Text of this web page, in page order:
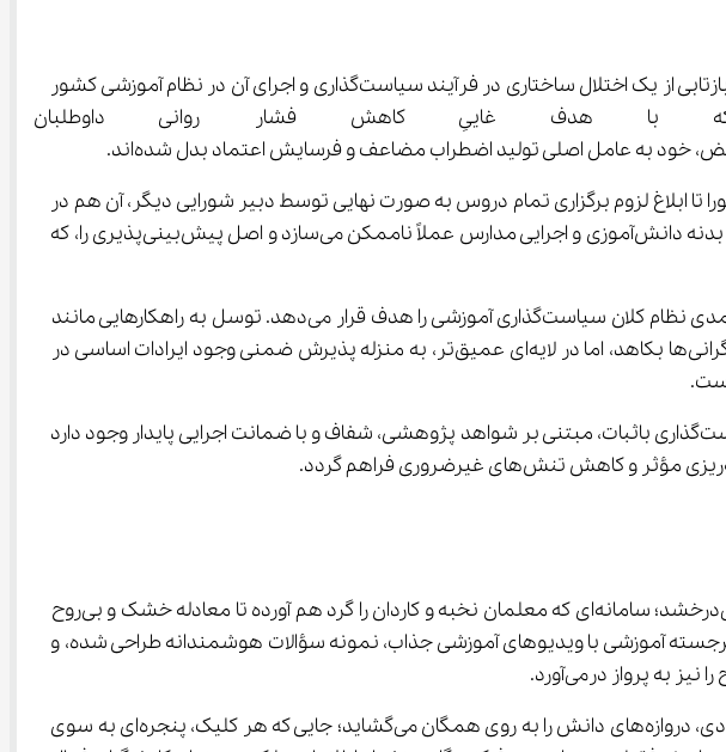
خبر حاضر، تصویری فراتر از صرفاً یک تغییر در مقررات آزمون سراسری را به نمایش می‌گذارد؛ این وضعیت، بازتابی از یک اختلال ساختاری در فرآیند سیاست‌گذاری و اجرای آن در نظام آموزشی کشور
هدف غاییِ کاهش فشار روانی داوطلبان
ابلاغ لزوم برگزاری تمام دروس به صورت نهایی توسط دبیر شورایی دیگر، آن هم در
آستانه برگزاری امتحانات، مصداق بارزی از این آشفتگی فرآیندی است که برنامه‌ریزی منسجم آموزشی را برای بدنه دانش‌آموزی و اجرایی مدارس عملاً ناممکن می‌سازد و اصل پیش‌بینی‌پذیری را، که
پیامدهای این وضعیت، صرفاً به افزایش سطح استرس فردی داوطلبان محدود نمی‌شود، بلکه اعتبار و کارآمدی نظام کلان سیاست‌گذاری آموزشی را هدف قرار می‌دهد. توسل به راهکارهایی مانند
اعلام تأثیر مثبت برای نمرات پایه یازدهم در کنکور ۱۴۰۴، اگرچه ممکن است در کوتاه‌مدت از شدت برخی نگرانی‌ها بکاهد، اما در لایه‌ای عمیق‌تر، به منزله پذیرش ضمنی وجود ایرادات اساسی در
برای برون‌رفت از این چرخه معیوب و بازیابی اعتماد جامعه آموزشی، نیاز مبرمی به استقرار یک سازوکار سیاست‌گذاری باثبات، مبتنی بر شواهد پژوهشی، شفاف و با ضمانت اجرایی پایدار وجود دارد
در عصری که مرزهای دانش هر روز گسترده‌تر می‌شود، آی ‌نو چون ستاره‌ای درخشان در آسمان اینترنت می‌درخشد؛ سامانه‌ای که معلمان نخبه و کاردان را گرد هم آورده تا معادله خشک و بی‌روح
متخصصان برجسته آموزشی با ویدیوهای آموزشی جذاب، نمونه سؤالات هوشمندانه طراحی شده، و
فراتر از یک پلتفرم آموزشی، به باغی از فرصت‌های یادگیری می‌ماند که با هزینه‌ای اقتصادی، دروازه‌های دانش را به روی همگان می‌گشاید؛ جایی که هر کلیک، پنجره‌ای به سوی